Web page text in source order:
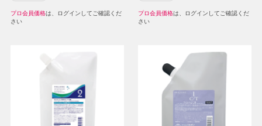
プロ会員価格は、ログインしてご確認くだ
さい
プロ会員価格は、ログインしてご確認くだ
さい